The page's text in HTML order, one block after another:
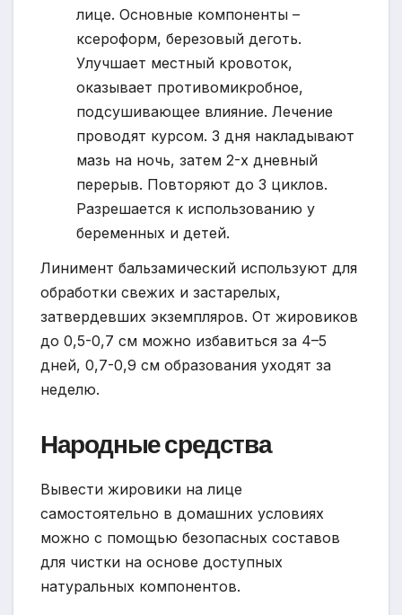
лице. Основные компоненты –
ксероформ, березовый деготь.
Улучшает местный кровоток,
оказывает противомикробное,
подсушивающее влияние. Лечение
проводят курсом. 3 дня накладывают
мазь на ночь, затем 2-х дневный
перерыв. Повторяют до 3 циклов.
Разрешается к использованию у
беременных и детей.
Линимент бальзамический используют для
обработки свежих и застарелых,
затвердевших экземпляров. От жировиков
до 0,5-0,7 см можно избавиться за 4–5
дней, 0,7-0,9 см образования уходят за
неделю.
Народные средства
Вывести жировики на лице
самостоятельно в домашних условиях
можно с помощью безопасных составов
для чистки на основе доступных
натуральных компонентов.